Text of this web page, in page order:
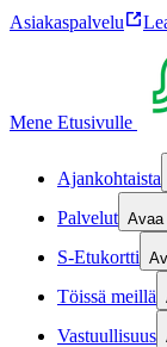
Asiakaspalvelu
Mene Etusivulle
Ajankohtaista
Palvelut
S-Etukortti
Töissä meillä
Vastuullisuus